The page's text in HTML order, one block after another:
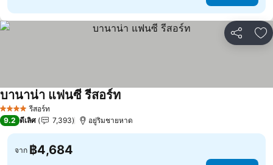
แชร์ เ
4 ดาว รีสอร์ท
บานาน่า แฟนซี รีสอร์ท
9.2 ดีเลิศ 7,393 อยู่ริมชายหาด
จาก ฿4,684